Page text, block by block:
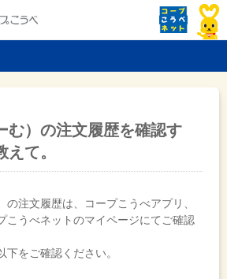
む）の注文履歴を確認す
えて。
の注文履歴は、コープこうべアプリ、
こうべネットのマイページにてご確認
下をご確認ください。